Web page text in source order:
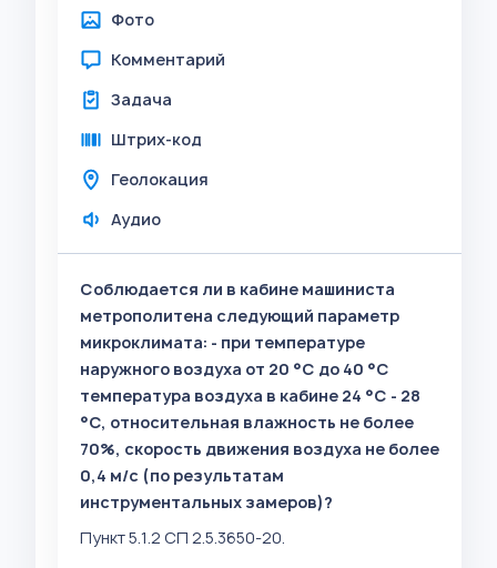
Фото
Комментарий
Задача
Штрих-код
Геолокация
Аудио
Соблюдается ли в кабине машиниста
метрополитена следующий параметр
микроклимата: - при температуре
наружного воздуха от 20 °C до 40 °C
температура воздуха в кабине 24 °C - 28
°C, относительная влажность не более
70%, скорость движения воздуха не более
0,4 м/с (по результатам
инструментальных замеров)?
Пункт 5.1.2 СП 2.5.3650-20.